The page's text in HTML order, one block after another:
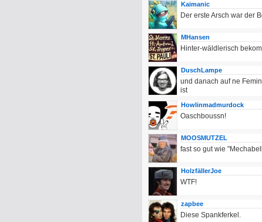
Kaimanic
Der erste Arsch war der
MHansen
Hinter-wäldlerisch
DuschLampe
und danach auf ne
ist
Howlinmadmurdock
Oaschboussn!
MOOSMUTZEL
fast so gut wie
HolzfällerJoe
WTF!
zapbee
Diese Spankferkel.